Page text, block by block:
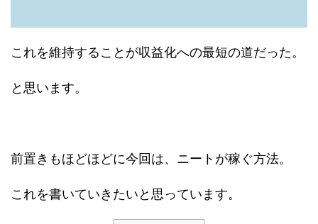
これを維持することが収益化への最短の道だった。
と思います。
前置きもほどほどに今回は、ニートが稼ぐ方法。
これを書いていきたいと思っています。